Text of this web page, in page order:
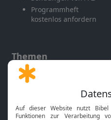
Programmheft
kostenlos anfordern
Themen
Gott und Bibel erklärt
Neuigkeiten